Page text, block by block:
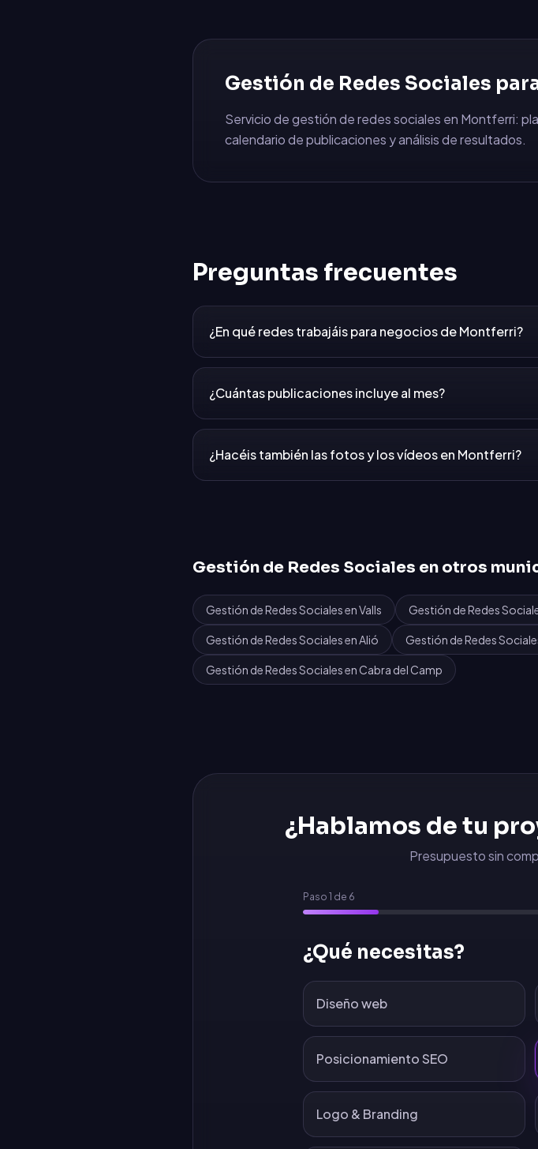
Gestión de Redes Sociales
Servicio de gestión de redes sociales en Montferri:
calendario de publicaciones y análisis de resultados.
Preguntas frecuentes
¿En qué redes trabajáis para negocios de Montferri?
¿Cuántas publicaciones incluye al mes?
¿Hacéis también las fotos y los vídeos en Montferri?
Gestión de Redes Sociales en otros
Gestión de Redes SocialesenValls Gestión de Redes
Gestión de Redes SocialesenAlió Gestión de Redes
Gestión de Redes SocialesenCabra del Camp
¿Hablamos de tu
Presupuesto sin
Paso 1 de 6
¿Qué necesitas?
Diseño web
Posicionamiento SEO
Logo & Branding